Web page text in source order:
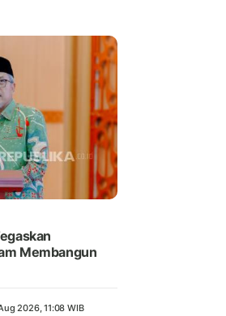
Membangun
2026, 11:08 WIB